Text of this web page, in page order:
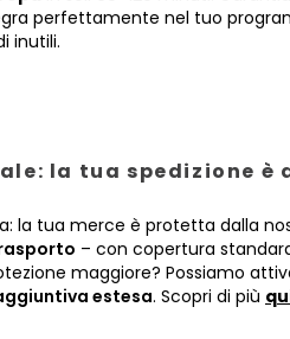
perfettamente nel tuo
inutili.
la tua spedizione è
la tua merce è protetta dalla
– con copertura
maggiore? Possiamo
estesa. Scopri di più